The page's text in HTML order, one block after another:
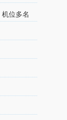
位多名